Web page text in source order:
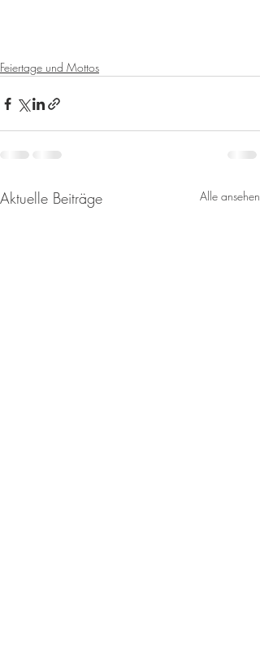
Feiertage und Mottos
Aktuelle Beiträge Alle ansehen